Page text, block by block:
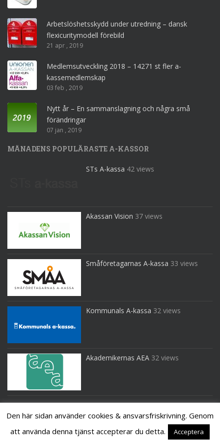
Arbetslöshetsskydd under utredning – dansk
flexicuritymodell förebild
21 apr , 2019
Medlemsutveckling 2018 – 14271 st fler a-
kassemedlemskap
03 feb , 2019
Nytt år – En sammanslagning och några små
förändringar
07 jan , 2019
MÅNADENS POPULÄRASTE A-KASSOR
STs A-kassa 42 views
Akassan Vision 37 views
Småföretagarnas A-kassa 33 views
Kommunals A-kassa 32 views
Akademikernas AEA 32 views
Den här sidan använder cookies & ansvarsfriskrivning. Genom
att använda denna tjänst accepterar du detta.
Acceptera